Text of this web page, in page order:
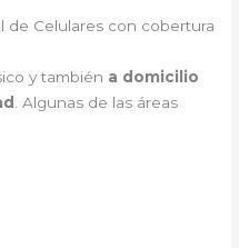
de Celulares con cobertura
y también a domicilio
. Algunas de las áreas